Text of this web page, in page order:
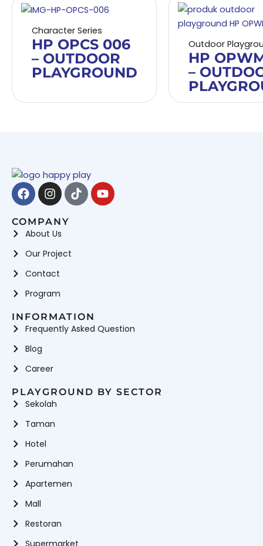
Character Series
HP OPCS 006
– OUTDOOR
PLAYGROUND
Outdoor
HP
–
Facebook
Instagram
TiktokYoutube
COMPANY
About Us
Our Project
Contact
Program
INFORMATION
Frequently Asked Question
Blog
Career
PLAYGROUND BY SECTOR
Sekolah
Taman
Hotel
Perumahan
Apartemen
Mall
Restoran